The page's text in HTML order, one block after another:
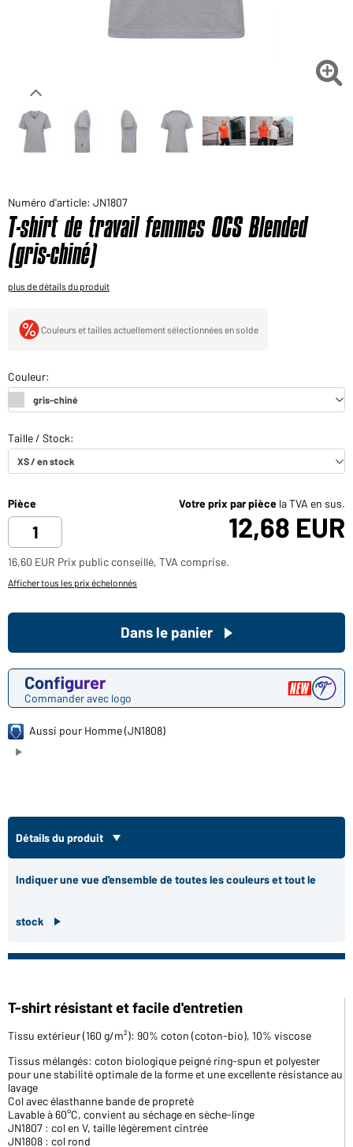
Voudriez-vous acheter des produits pour votre besoin

Numéro d'article: JN1807
T-shirt de travail femmes OCS Blended
(gris-chiné)
plus de détails du produit
Couleurs et tailles actuellement sélectionnées en solde
Pièce Votre prix par pièce la TVA en sus.
12,68 EUR
16,60 EUR Prix public conseillé, TVA comprise.
Afficher tous les prix échelonnés
Configurer
Commander avec logo
Dans le panier
Aussi pour Homme (JN1808)
Détails du produit
Indiquer une vue d'ensemble de toutes les couleurs et tout le
stock
T-shirt résistant et facile d'entretien
Tissu extérieur (160 g/m²): 90% coton (coton-bio), 10% viscose
Tissus mélangés: coton biologique peigné ring-spun et polyester
pour une stabilité optimale de la forme et une excellente résistance au
lavage
Col avec élasthanne bande de propreté
Lavable à 60°C, convient au séchage en sèche-linge
JN1807 : col en V, taille légèrement cintrée
JN1808 : col rond